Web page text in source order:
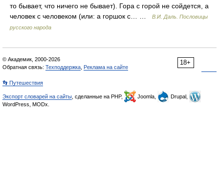
то бывает, что ничего не бывает). Гора с горой не сойдется, а
человек с человеком (или: а горшок с… …
В.И. Даль. Пословицы
русского народа
18+
© Академик, 2000-2026
Обратная связь: Техподдержка Реклама на сайте
👣 Путешествия
Экспорт словарей на сайты , сделанные на PHP, Joomla,
Drupal,
WordPress, MODx.